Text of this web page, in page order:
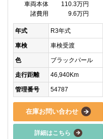
車両本体
110.3万円
諸費用
9.6万円
年式 R3年式
車検 車検受渡
色 ブラックパール
走行距離 46,940Km
管理番号 54787
在庫お問い合わせ
詳細はこちら